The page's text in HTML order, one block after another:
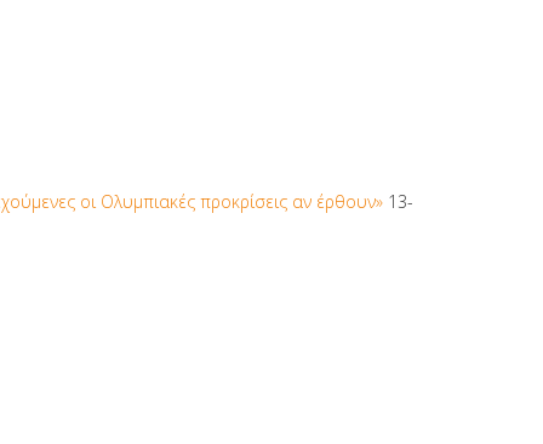
οι Ολυμπιακές προκρίσεις αν έρθουν» 13-